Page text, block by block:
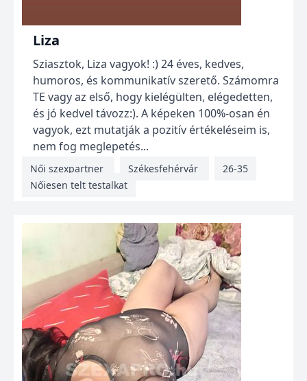
Liza
Sziasztok, Liza vagyok! :) 24 éves, kedves,
humoros, és kommunikatív szerető. Számomra
TE vagy az első, hogy kielégülten, elégedetten,
és jó kedvel távozz:). A képeken 100%-osan én
vagyok, ezt mutatják a pozitív értékeléseim is,
nem fog meglepetés...
Női szexpartner Székesfehérvár
26-35
Nőiesen telt testalkat